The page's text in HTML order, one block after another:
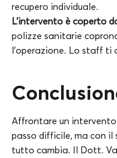
recupero individuale.
L’intervento è coperto
polizze sanitarie
l’operazione. Lo staff ti
Affrontare un intervento
passo difficile, ma con
tutto cambia. Il Dott.